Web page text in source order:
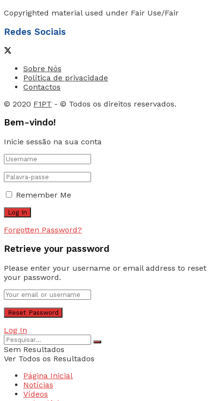
Copyrighted material used under Fair Use/Fair
Redes Sociais
Sobre Nós
Política de privacidade
Contactos
© 2020 F1PT - © Todos os direitos reservados.
Bem-vindo!
Inicie sessão na sua conta
Remember Me
Forgotten Password?
Retrieve your password
Please enter your username or email address to reset
your password.
Log In
Sem Resultados
Ver Todos os Resultados
Página Inicial
Notícias
Vídeos